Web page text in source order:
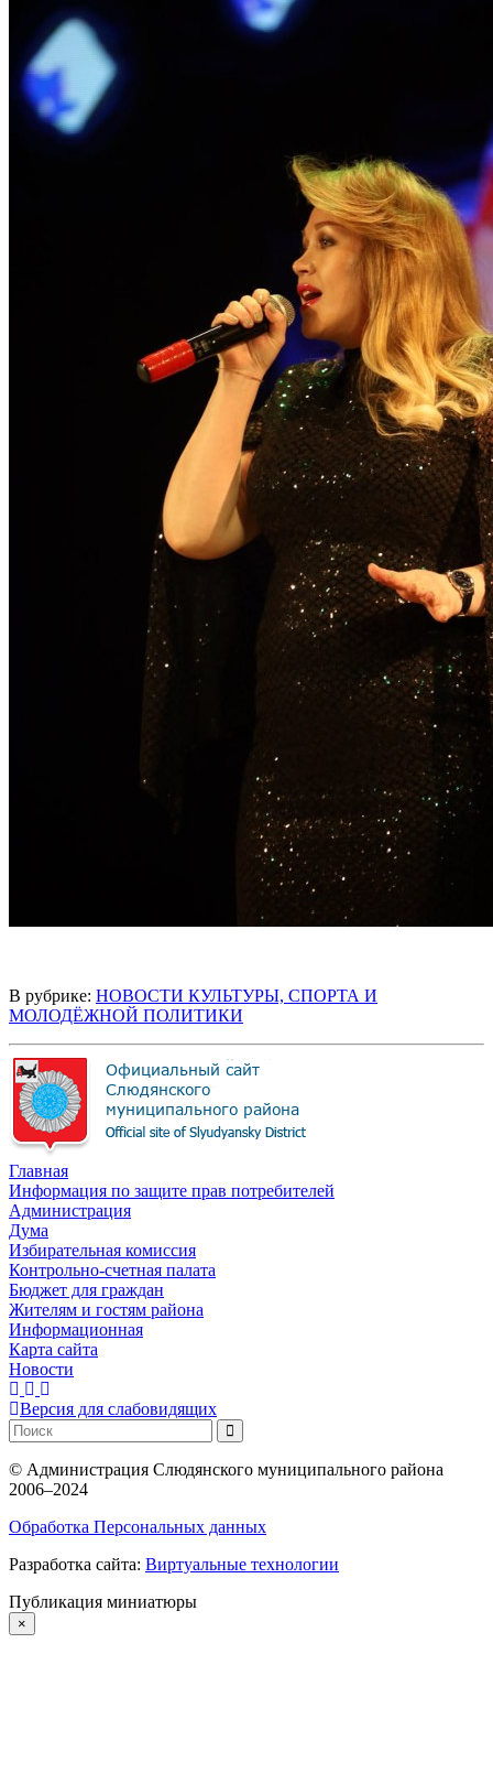
В рубрике: НОВОСТИ КУЛЬТУРЫ, СПОРТА И
МОЛОДЁЖНОЙ ПОЛИТИКИ
Главная
Информация по защите прав потребителей
Администрация
Дума
Избирательная комиссия
Контрольно-счетная палата
Бюджет для граждан
Жителям и гостям района
Информационная
Карта сайта
Новости
Версия для слабовидящих
© Администрация Слюдянского муниципального района
2006–2024
Обработка Персональных данных
Разработка сайта: Виртуальные технологии
Публикация миниатюры
×